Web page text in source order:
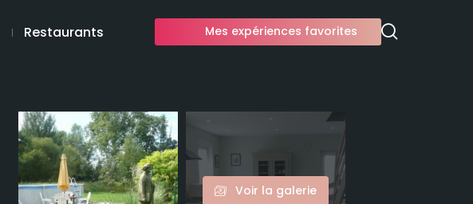
Restaurants Mes expériences favorites
Voir la galerie